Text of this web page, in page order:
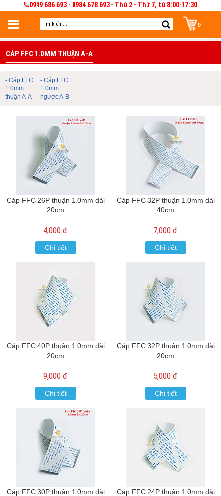
0949 686 693 - 0984 678 693 - Thứ 2 - Thứ 7, từ 8:00-17:30
0
Đăng nhập
Đăng nhập để lưu giỏ hàng 30 ngày. Có thể sửa và quản lý giỏ hàng và đơn
hàng
CÁP FFC 1.0MM THUẬN A-A
- Cáp FFC
1.0mm
thuận A-A
- Cáp FFC
1.0mm
ngược A-B
Cáp FFC 26P thuận 1.0mm dài
20cm
4,000 đ
Chi tiết
Cáp FFC 32P thuận 1.0mm dài
40cm
7,000 đ
Chi tiết
Cáp FFC 40P thuận 1.0mm dài
20cm
9,000 đ
Chi tiết
Cáp FFC 32P thuận 1.0mm dài
20cm
5,000 đ
Chi tiết
Cáp FFC 30P thuận 1.0mm dài
Cáp FFC 24P thuận 1.0mm dài